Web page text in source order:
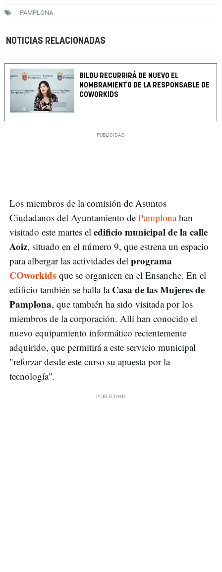
PAMPLONA
NOTICIAS RELACIONADAS
BILDU RECURRIRÁ DE NUEVO EL
NOMBRAMIENTO DE LA RESPONSABLE DE
COWORKIDS
Los miembros de la comisión de Asuntos
Ciudadanos del Ayuntamiento de Pamplonahan
visitado este martes el edificio municipal de la calle
Aoiz, situado en el número 9, que estrena un espacio
para albergar las actividades del programa
COworkids que se organicen en el Ensanche. En el
edificio también se halla la Casa de las Mujeres de
Pamplona, que también ha sido visitada por los
miembros de la corporación. Allí han conocido el
nuevo equipamiento informático recientemente
adquirido, que permitirá a este servicio municipal
"reforzar desde este curso su apuesta por la
tecnología".